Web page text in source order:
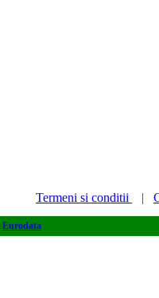
Termeni si conditii |
Eurodata